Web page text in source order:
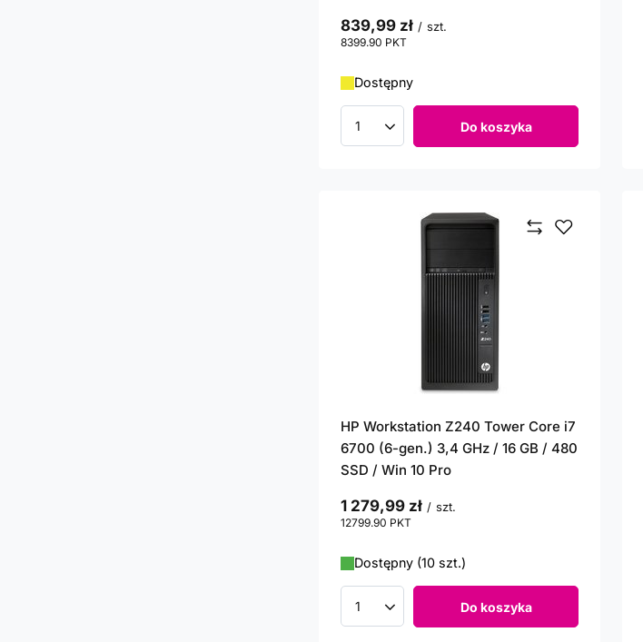
839,99 zł / szt.
8399.90 PKT
Dostępny
Ilość produktów Do koszyka
HP Workstation Z240 Tower Core i7
6700 (6-gen.) 3,4 GHz / 16 GB / 480
SSD / Win 10 Pro
1 279,99 zł / szt.
12799.90 PKT
Dostępny (10 szt.)
Ilość produktów Do koszyka